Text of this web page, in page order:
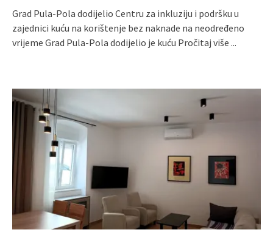
Grad Pula-Pola dodijelio Centru za inkluziju i podršku u
zajednici kuću na korištenje bez naknade na neodređeno
vrijeme Grad Pula-Pola dodijelio je kuću Pročitaj više ...